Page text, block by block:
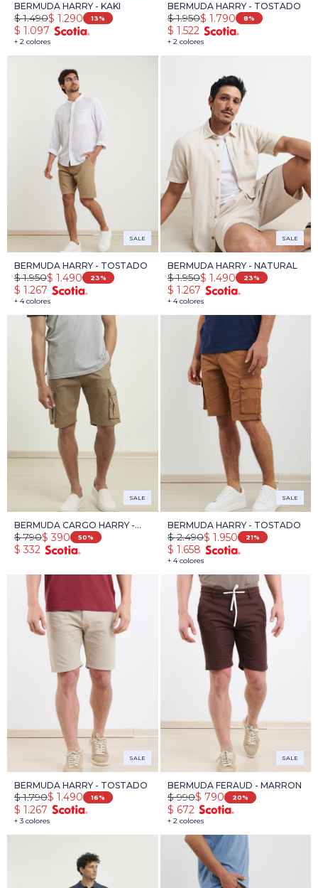
BERMUDA HARRY - KAKI
+ 2 colores
$ 1.290
$ 1.490 13
$ 1.097
BERMUDA HARRY - TOSTADO
+ 2 colores
$ 1.790
$ 1.950 8
$ 1.522
SALE
BERMUDA HARRY - TOSTADO
+ 4 colores
$ 1.490
$ 1.950 23
$ 1.267
SALE
BERMUDA HARRY - NATURAL
+ 4 colores
$ 1.490
$ 1.950 23
$ 1.267
SALE
BERMUDA CARGO HARRY -
TOSTADO
$ 390
$ 790 50
$ 332
SALE
BERMUDA HARRY - TOSTADO
+ 4 colores
$ 1.950
$ 2.490 21
$ 1.658
SALE
BERMUDA HARRY - TOSTADO
+ 3 colores
$ 1.490
$ 1.790 16
$ 1.267
SALE
BERMUDA FERAUD - MARRON
+ 2 colores
$ 790
$ 990 20
$ 672